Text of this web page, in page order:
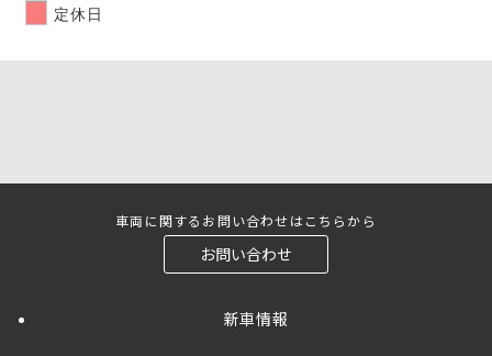
定休日
車両に関するお問い合わせはこちらから
お問い合わせ
新車情報